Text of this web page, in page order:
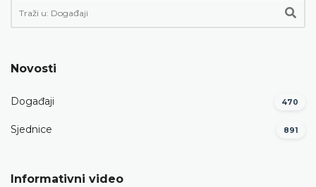
Novosti
Događaji 470
Sjednice 891
Informativni video